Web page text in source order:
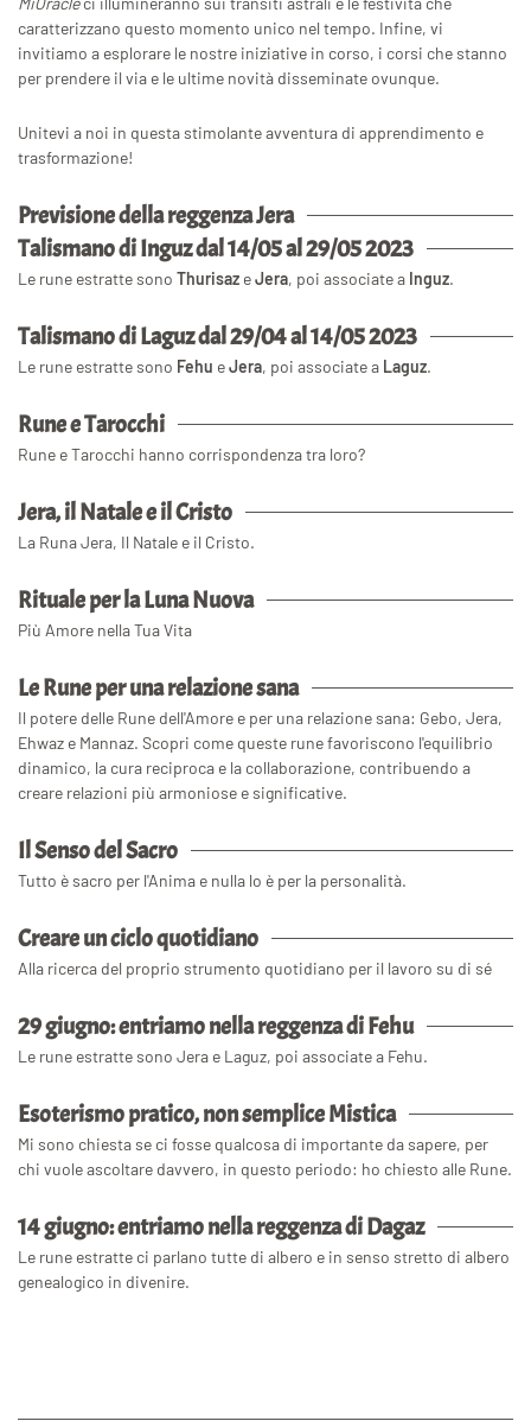
caratterizzano questo momento unico nel tempo. Infine, vi
invitiamo a esplorare le nostre iniziative in corso, i corsi che stanno
per prendere il via e le ultime novità disseminate ovunque.
Unitevi a noi in questa stimolante avventura di apprendimento e
trasformazione!
Previsione della reggenza Jera
Talismano di Inguz dal 14/05 al 29/05 2023
Le rune estratte sono Thurisaz eJera, poi associate a Inguz.
Talismano di Laguz dal 29/04 al 14/05 2023
Le rune estratte sono Fehu eJera, poi associate a Laguz.
Rune e Tarocchi
Rune e Tarocchi hanno corrispondenza tra loro?
Jera, il Natale e il Cristo
La Runa Jera, Il Natale e il Cristo.
Rituale per la Luna Nuova
Più Amore nella Tua Vita
Le Rune per una relazione sana
Il potere delle Rune dell'Amore e per una relazione sana: Gebo, Jera,
Ehwaz e Mannaz. Scopri come queste rune favoriscono l'equilibrio
dinamico, la cura reciproca e la collaborazione, contribuendo a
creare relazioni più armoniose e significative.
Il Senso del Sacro
Tutto è sacro per l'Anima e nulla lo è per la personalità.
Creare un ciclo quotidiano
Alla ricerca del proprio strumento quotidiano per il lavoro su di sé
29 giugno: entriamo nella reggenza di Fehu
Le rune estratte sono Jera e Laguz, poi associate a Fehu.
Esoterismo pratico, non semplice Mistica
Mi sono chiesta se ci fosse qualcosa di importante da sapere, per
chi vuole ascoltare davvero, in questo periodo: ho chiesto alle Rune.
14 giugno: entriamo nella reggenza di Dagaz
Le rune estratte ci parlano tutte di albero e in senso stretto di albero
genealogico in divenire.